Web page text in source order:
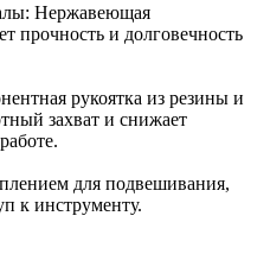
Нержавеющая
прочность и долговечность
рукоятка из резины и
захват и снижает
для подвешивания,
к инструменту.